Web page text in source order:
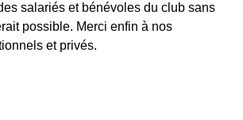
salariés et bénévoles du club sans
possible. Merci enfin à nos
et privés.